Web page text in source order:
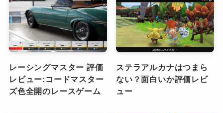
レーシングマスター 評価
レビュー:コードマスター
ズ色全開のレースゲーム
ステラアルカナはつまら
ない？面白いか評価レビ
ュー